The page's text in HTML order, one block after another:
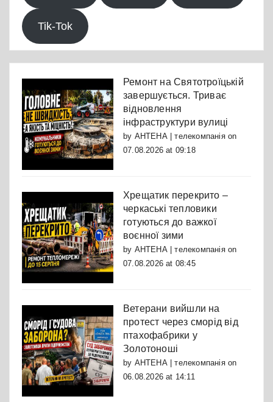
Tik-Tok
Ремонт на Святотроїцькій
завершується. Триває
відновлення
інфраструктури вулиці
by АНТЕНА | телекомпаніяon
07.08.2026 at 09:18
Хрещатик перекрито –
черкаські тепловики
готуються до важкої
воєнної зими
by АНТЕНА | телекомпаніяon
07.08.2026 at 08:45
Ветерани вийшли на
протест через сморід від
птахофабрики у
Золотоноші
by АНТЕНА | телекомпаніяon
06.08.2026 at 14:11